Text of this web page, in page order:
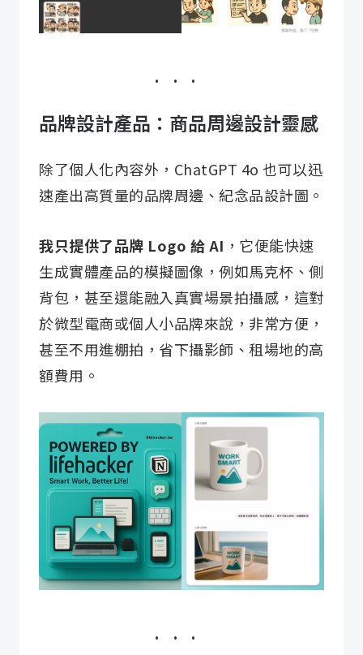
品牌設計產品：商品周邊設計靈感
除了個人化內容外，ChatGPT 4o 也可以迅
速產出高質量的品牌周邊、紀念品設計圖。
我只提供了品牌 Logo 給 AI ，它便能快速
生成實體產品的模擬圖像，例如馬克杯、側
背包，甚至還能融入真實場景拍攝感，這對
於微型電商或個人小品牌來說，非常方便，
甚至不用進棚拍，省下攝影師、租場地的高
額費用。